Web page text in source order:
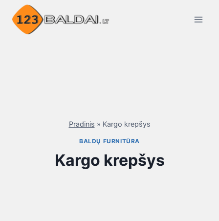
content
Pradinis » Kargo krepšys
BALDŲ FURNITŪRA
Kargo krepšys